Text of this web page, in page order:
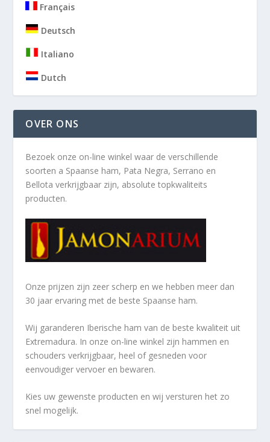
Français
Deutsch
Italiano
Dutch
OVER ONS
Bezoek onze on-line winkel waar de verschillende
soorten a Spaanse ham, Pata Negra, Serrano en
Bellota verkrijgbaar zijn, absolute topkwaliteits
producten.
Onze prijzen zijn zeer scherp en we hebben meer dan
30 jaar ervaring met de beste Spaanse ham.
Wij garanderen Iberische ham van de beste kwaliteit uit
Extremadura. In onze on-line winkel zijn hammen en
schouders verkrijgbaar, heel of gesneden voor
eenvoudiger vervoer en bewaren.
Kies uw gewenste producten en wij versturen het zo
snel mogelijk.